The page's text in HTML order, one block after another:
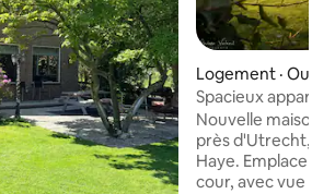
Logement ·
Spacieux
nouvellement
Nouvelle maison
près d'Utrecht,
Haye.
cour, avec vue